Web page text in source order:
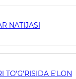
NATIJASI
TO'G'RISIDA E'LON